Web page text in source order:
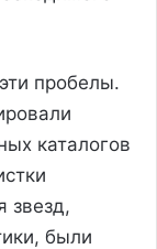
пробелы.
каталогов
звезд,
были